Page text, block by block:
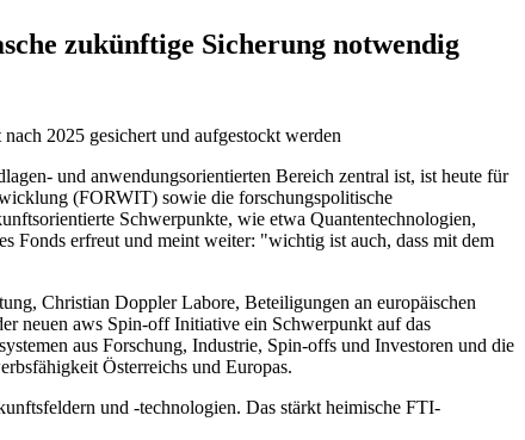
zukünftige Sicherung notwendig
2025 gesichert und aufgestockt werden
und anwendungsorientierten Bereich zentral ist, ist heute für
(FORWIT) sowie die forschungspolitische
Schwerpunkte, wie etwa Quantentechnologien,
Fonds erfreut und meint weiter: "wichtig ist auch, dass mit dem
Christian Doppler Labore, Beteiligungen an europäischen
neuen aws Spin-off Initiative ein Schwerpunkt auf das
aus Forschung, Industrie, Spin-offs und Investoren und die
Österreichs und Europas.
und -technologien. Das stärkt heimische FTI-